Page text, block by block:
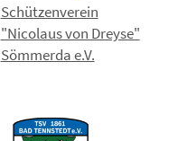
Schützenverein
"Nicolaus von Dreyse"
Sömmerda e.V.